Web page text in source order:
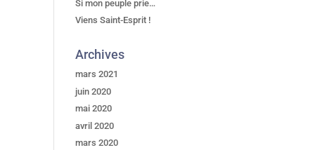
Si mon peuple prie…
Viens Saint-Esprit !
Archives
mars 2021
juin 2020
mai 2020
avril 2020
mars 2020